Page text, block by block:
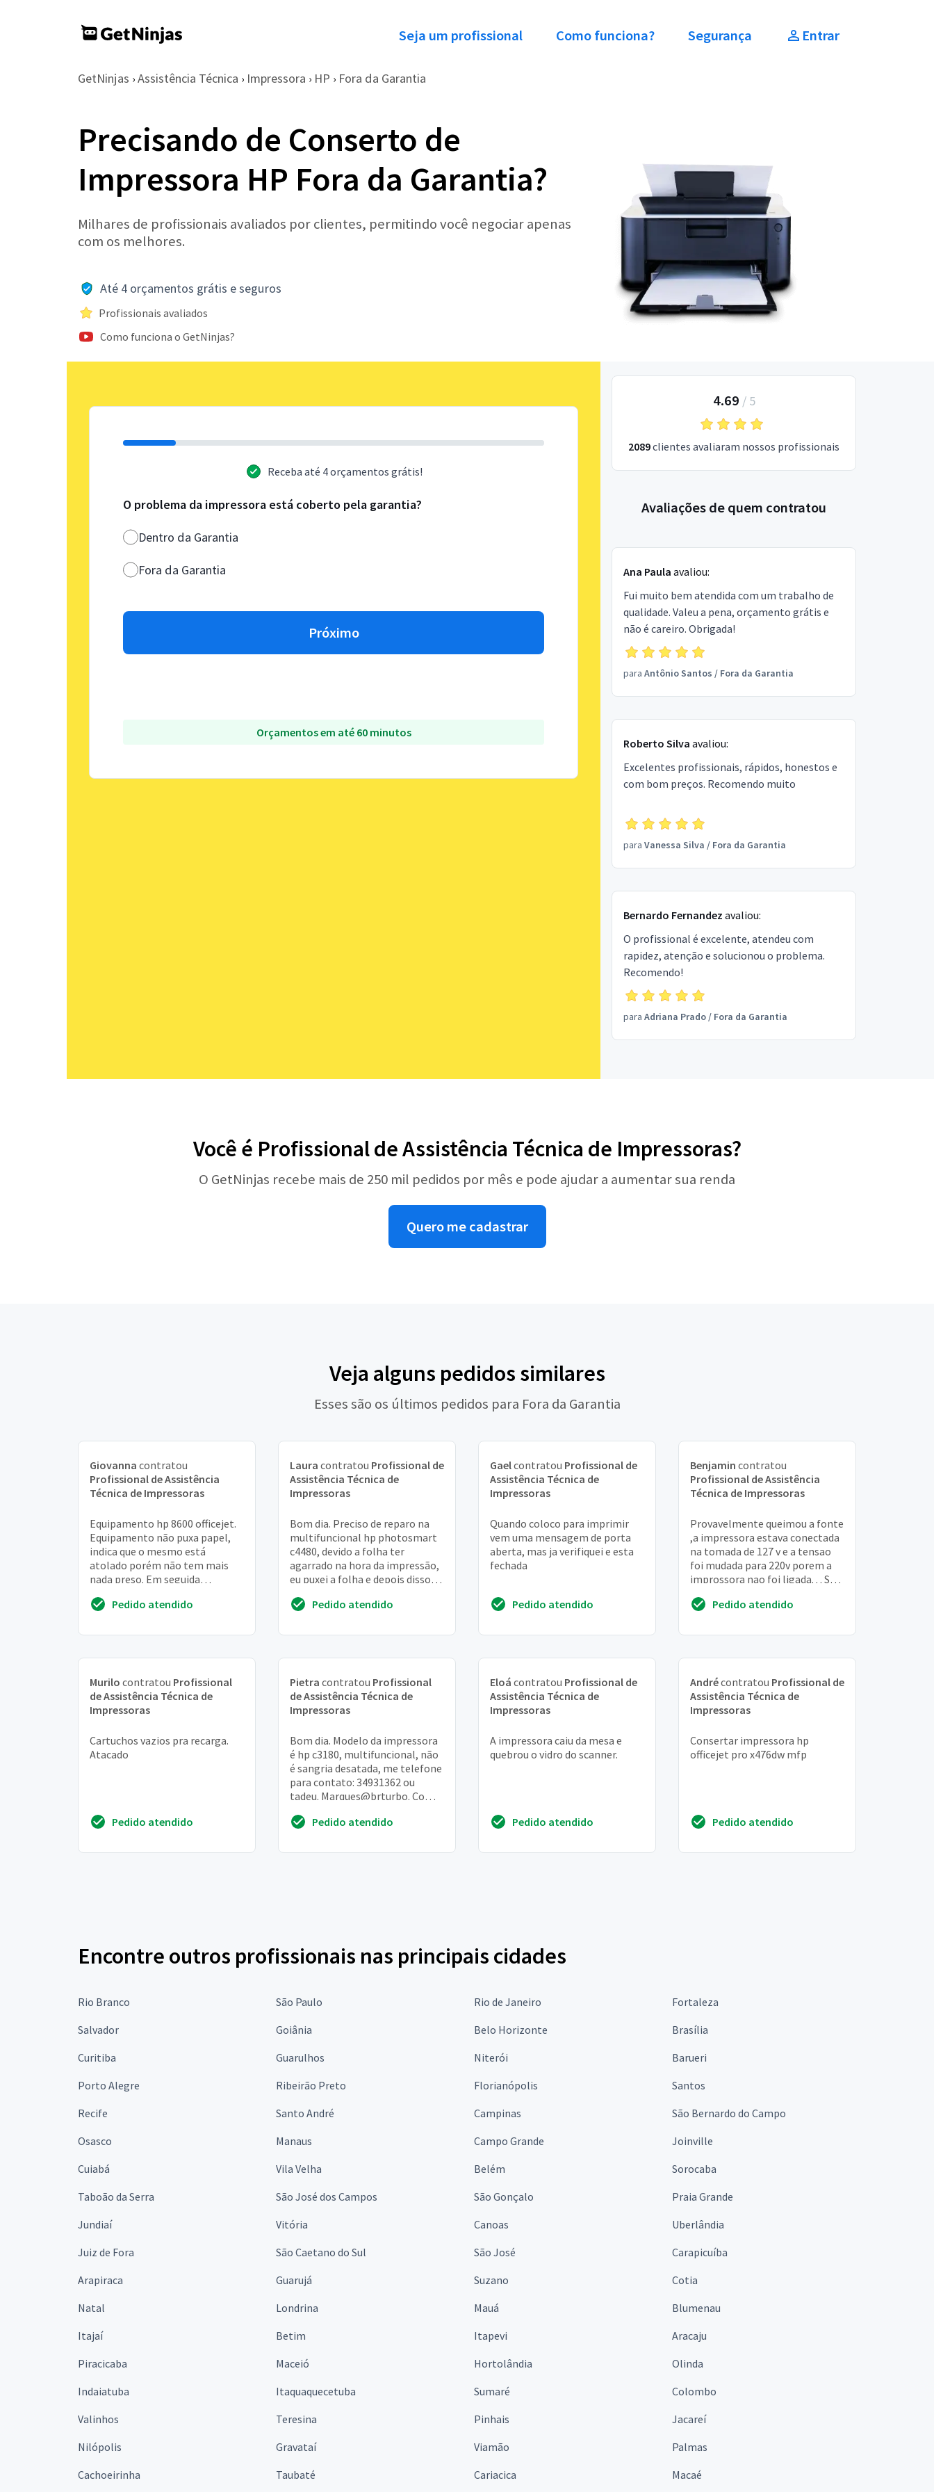
Seja um profissional Como funciona? Segurança Entrar
GetNinjas › Assistência Técnica › Impressora › HP › Fora da Garantia
Precisando de Conserto de
Impressora HP Fora da Garantia?
Milhares de profissionais avaliados por clientes, permitindo você negociar apenas
com os melhores.
Até 4 orçamentos grátis e seguros
Profissionais avaliados
Como funciona o GetNinjas?
Receba até 4 orçamentos grátis!
O problema da impressora está coberto pela garantia?
Dentro da Garantia
Fora da Garantia
Próximo
Orçamentos em até 60 minutos
4.69 / 5
2089clientes avaliaram nossos profissionais
Avaliações de quem contratou
Ana Paula avaliou:
Fui muito bem atendida com um trabalho de
qualidade. Valeu a pena, orçamento grátis e
não é careiro. Obrigada!
para Antônio Santos / Fora da Garantia
Roberto Silva avaliou:
Excelentes profissionais, rápidos, honestos e
com bom preços. Recomendo muito
para Vanessa Silva / Fora da Garantia
Bernardo Fernandez avaliou:
O profissional é excelente, atendeu com
rapidez, atenção e solucionou o problema.
Recomendo!
para Adriana Prado/ Fora da Garantia
Você é Profissional de Assistência Técnica de Impressoras?
O GetNinjas recebe mais de 250 mil pedidos por mês e pode ajudar a aumentar sua renda
Quero me cadastrar
Veja alguns pedidos similares
Esses são os últimos pedidos para Fora da Garantia
Giovanna contratou
Profissional de Assistência
Técnica de Impressoras
Equipamento hp 8600 officejet.
Equipamento não puxa papel,
indica que o mesmo está
atolado porém não tem mais
nada preso. Em seguida
tinta.Pedido atendido
Laura contratou Profissional de
Assistência Técnica de
Impressoras
Bom dia. Preciso de reparo na
multifuncional hp photosmart
c4480, devido a folha ter
agarrado na hora da impressão,
eu puxei a folha e depois disso
folhas n...Pedido atendido
Gaelcontratou Profissional de
Assistência Técnica de
Impressoras
Quando coloco para imprimir
vem uma mensagem de porta
aberta, mas ja verifiquei e esta
fechada
Pedido atendido
Benjamin contratou
Profissional de Assistência
Técnica de Impressoras
Provavelmente queimou a fonte
,a impressora estava conectada
na tomada de 127 v e a tensao
foi mudada para 220v porem a
improssora nao foi ligada. . . So
porem n...Pedido atendido
Murilo contratou Profissional
de Assistência Técnica de
Impressoras
Cartuchos vazios pra recarga.
Atacado
Pedido atendido
Pietra contratou Profissional
de Assistência Técnica de
Impressoras
Bom dia. Modelo da impressora
é hp c3180, multifuncional, não
é sangria desatada, me telefone
para contato: 34931362 ou
tadeu. Marques@brturbo. Com.
Pedido atendido
Eloá contratou Profissional de
Assistência Técnica de
Impressoras
A impressora caiu da mesa e
quebrou o vidro do scanner.
Pedido atendido
Andrécontratou Profissional de
Assistência Técnica de
Impressoras
Consertar impressora hp
officejet pro x476dw mfp
Pedido atendido
Encontre outros profissionais nas principais cidades
Rio Branco São Paulo Rio de Janeiro
Fortaleza
Salvador
Goiânia Belo Horizonte
Brasília
Curitiba
Guarulhos Niterói
Barueri
Porto Alegre
Ribeirão Preto Florianópolis
Santos
Recife
Santo André Campinas
São Bernardo do Campo
Osasco
Manaus Campo Grande
Joinville
Cuiabá
Vila Velha Belém
Sorocaba
Taboão da Serra
São José dos Campos São Gonçalo
Praia Grande
Jundiaí
Vitória Canoas
Uberlândia
Juiz de Fora
São Caetano do Sul São José
Carapicuíba
Arapiraca
Guarujá Suzano
Cotia
Natal
Londrina Mauá
Blumenau
Itajaí
Betim Itapevi
Aracaju
Piracicaba
Maceió Hortolândia
Olinda
Indaiatuba
Itaquaquecetuba Sumaré
Colombo
Valinhos
Teresina Pinhais
Jacareí
Nilópolis
Gravataí Viamão
Palmas
Cachoeirinha
Taubaté Cariacica Macaé